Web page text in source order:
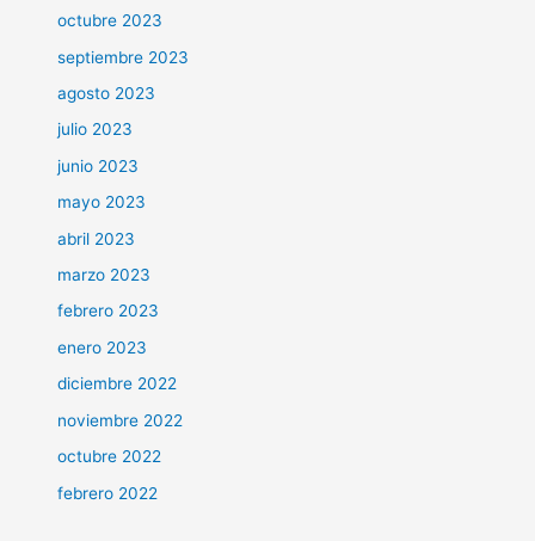
octubre 2023
septiembre 2023
agosto 2023
julio 2023
junio 2023
mayo 2023
abril 2023
marzo 2023
febrero 2023
enero 2023
diciembre 2022
noviembre 2022
octubre 2022
febrero 2022